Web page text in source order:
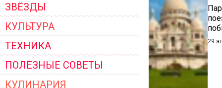
ЗВЁЗДЫ
КУЛЬТУРА
ТЕХНИКА
ПОЛЕЗНЫЕ СОВЕТЫ
КУЛИНАРИЯ
29